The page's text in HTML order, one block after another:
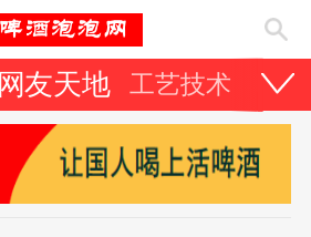
网友天地 工艺技术 啤